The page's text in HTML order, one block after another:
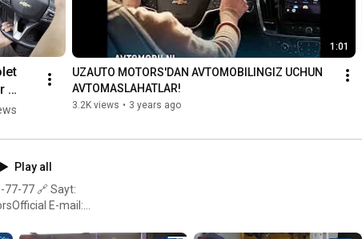
1:01
UZAUTO MOTORS'DAN AVTOMOBILINGIZ UCHUN
AVTOMASLAHATLAR!
3.2K views • 3 years ago
Play all
77-77 🔗 Sayt:
E-mail: